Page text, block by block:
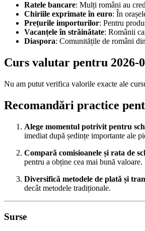
Ratele bancare: Mulți români au
Chiriile exprimate în euro: În
Prețurile importurilor: Pentru
Vacanțele în străinătate: Românii
Diaspora: Comunitățile de români
Curs valutar pentru 2026-
Nu am putut verifica valorile exacte ale
Recomandări practice
Alege momentul potrivit pentru
imediat după ședințe importante ale
Compară comisioanele și rata de
pentru a obține cea mai bună valoare.
Diversifică metodele de plată și
decât metodele tradiționale.
Surse